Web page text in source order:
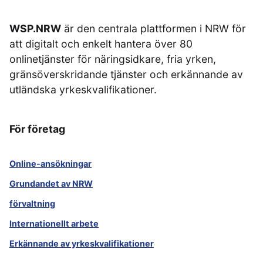
WSP.NRW är den centrala plattformen i NRW för
att digitalt och enkelt hantera över 80
onlinetjänster för näringsidkare, fria yrken,
gränsöverskridande tjänster och erkännande av
utländska yrkeskvalifikationer.
För företag
Online-ansökningar
Grundandet av NRW
förvaltning
Internationellt arbete
Erkännande av yrkeskvalifikationer